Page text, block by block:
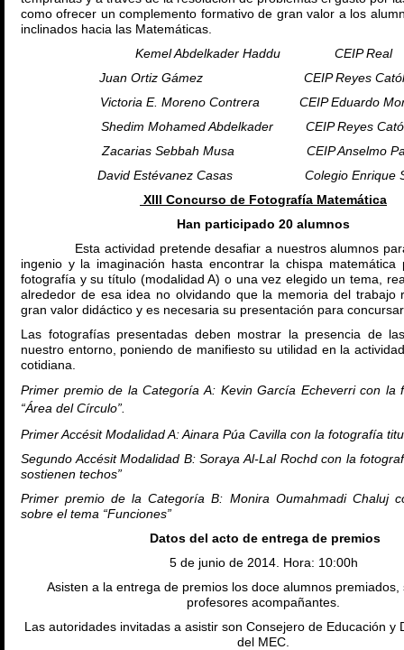
como ofrecer un complemento formativo de gran valor a los
inclinados hacia las Matemáticas.
Kemel Abdelkader Haddu CEIP Real
Juan Ortiz Gámez CEIP Reyes
Victoria E. Moreno Contrera CEIP Eduardo
Shedim Mohamed Abdelkader CEIP Reyes
Zacarias Sebbah Musa CEIP Anselmo
David Estévanez Casas Colegio Enrique
XIII Concurso de Fotografía Matemática
Han participado 20 alumnos
Esta actividad pretende desafiar a nuestros alumnos para
ingenio y la imaginación hasta encontrar la chispa matemática
fotografía y su título (modalidad A) o una vez elegido un tema,
alrededor de esa idea no olvidando que la memoria del trabajo
gran valor didáctico y es necesaria su presentación para
Las fotografías presentadas deben mostrar la presencia de
nuestro entorno, poniendo de manifiesto su utilidad en la
cotidiana.
Primer premio de la Categoría A: Kevin García Echeverri con la
“Área del Círculo”.
Primer Accésit Modalidad A: Ainara Púa Cavilla con la fotografía
Segundo Accésit Modalidad B: Soraya Al-Lal Rochd con la
sostienen techos”
Primer premio de la Categoría B: Monira Oumahmadi Chaluj
sobre el tema “Funciones”
Datos del acto de entrega de premios
5 de junio de 2014. Hora: 10:00h
Asisten a la entrega de premios los doce alumnos premiados,
profesores acompañantes.
Las autoridades invitadas a asistir son Consejero de Educación y
del MEC.